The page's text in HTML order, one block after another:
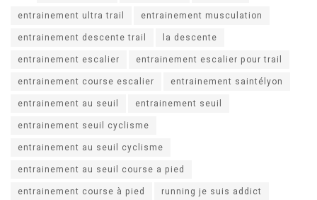
entrainement ultra trail
entrainement musculation
entrainement descente trail
la descente
entrainement escalier
entrainement escalier pour trail
entrainement course escalier
entrainement saintélyon
entrainement au seuil
entrainement seuil
entrainement seuil cyclisme
entrainement au seuil cyclisme
entrainement au seuil course a pied
entrainement course à pied
running je suis addict